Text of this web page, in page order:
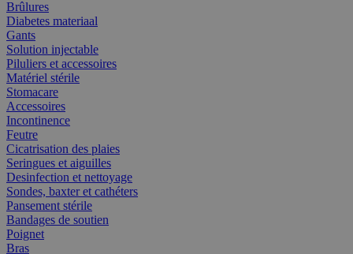
Brûlures
Diabetes materiaal
Gants
Solution injectable
Piluliers et accessoires
Matériel stérile
Stomacare
Accessoires
Incontinence
Feutre
Cicatrisation des plaies
Seringues et aiguilles
Desinfection et nettoyage
Sondes, baxter et cathéters
Pansement stérile
Bandages de soutien
Poignet
Bras